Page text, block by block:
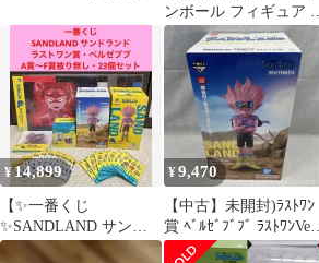
ンボール フィギュア ま
とめ売り
¥14,899
【✨一番くじ
✨SANDLAND サンド
ランド✨ラストワン
¥9,470
【中古】未開封)ﾗｽﾄﾜﾝ
賞 ﾍﾞﾙｾﾞﾌﾞﾌﾞ ﾗｽﾄﾜﾝVer.
ﾌｨｷﾞｭｱ MASTERLISE